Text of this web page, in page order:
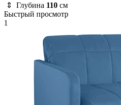
⇕ Глубина 110 см
Быстрый просмотр
1